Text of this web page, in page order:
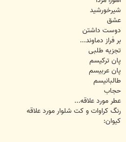
شیرخورشید
عشق
دوست داشتن
بر فراز دماوند...
تجزیه طلبی
پان ترکیسم
پان عربیسم
طالبانیسم
حجاب
عطر مورد علاقه...
رنگ کراوات و کت شلوار مورد علاقه
کیوان: